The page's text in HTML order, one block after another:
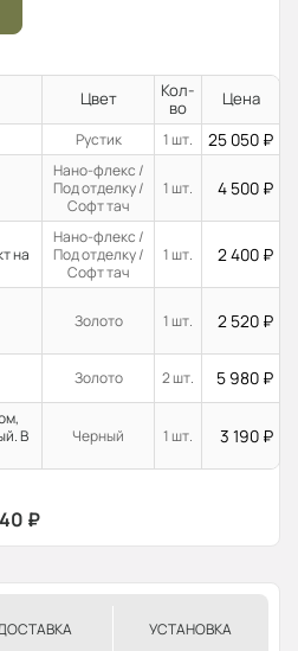
Цвет
Кол-
во
Цена
Рустик 1 шт. 25 050 ₽
Нано-флекс /
Под отделку /
Софт тач
1 шт. 4 500 ₽
на
Нано-флекс /
Под отделку /
Софт тач
1 шт. 2 400 ₽
Золото 1 шт. 2 520 ₽
Золото 2 шт. 5 980 ₽
В
Черный 1 шт. 3 190 ₽
₽
УСТАНОВКА